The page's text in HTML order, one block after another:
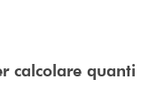
calcolare quanti